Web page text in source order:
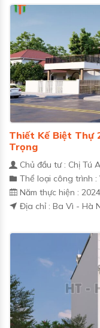
Thiết Kế Biệt Thự
Trọng
Chủ đầu tư : Chị Tú
Thể loại công trình :
Năm thực hiện : 2024
Địa chỉ : Ba Vì - Hà